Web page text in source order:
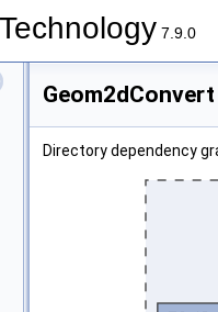
7.9.0
Directory dependency